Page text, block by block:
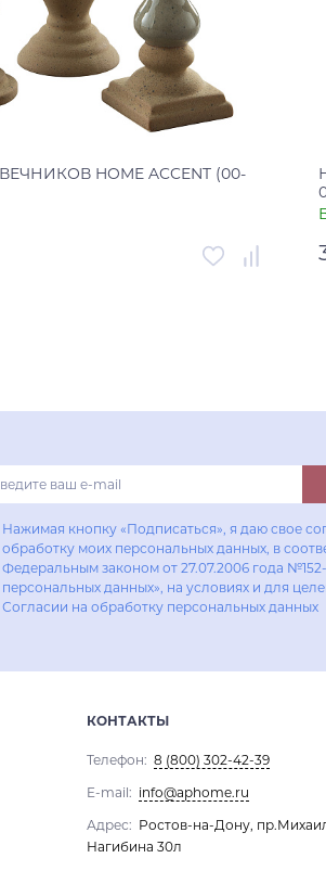
HOME ACCENT (00-
Купить в один клик
Нажимая кнопку «Подписаться», я даю свое
обработку моих персональных данных, в
Федеральным законом от 27.07.2006 года
персональных данных», на условиях и для
Согласии на обработку персональных данных
КОНТАКТЫ
Телефон: 8 (800) 302-42-39
E-mail: info@aphome.ru
Адрес: Ростов-на-Дону,
Нагибина 30л